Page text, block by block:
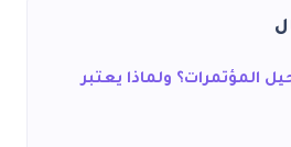
المؤتمرات؟ ولماذا يعتبر